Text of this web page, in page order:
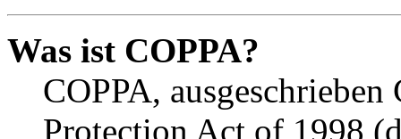
Was ist COPPA?
COPPA,
Protection Act of 1998